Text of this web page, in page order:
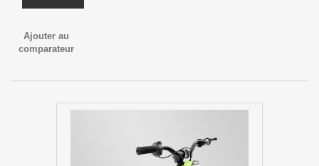
Ajouter au
comparateur